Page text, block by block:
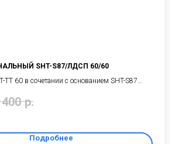
SHT-S87/ЛДСП 60/60
ТT 60 в сочетании с основанием SHT-S87
Такой стол подходит для
р.
Подробнее